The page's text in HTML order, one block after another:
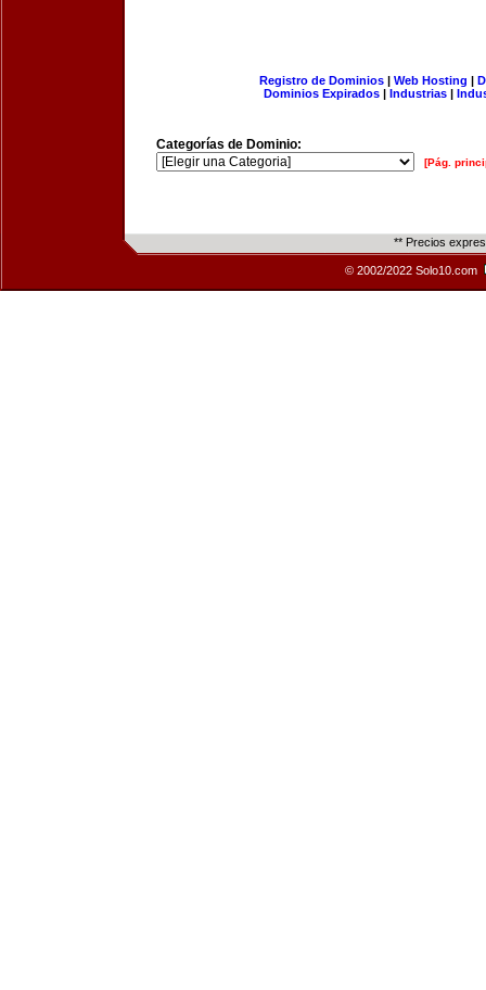
Registro de Dominios| Web Hosting |
Dominios Expirados | Industrias |
Categorías de Dominio:
[Pág.
** Precios
© 2002/2022 Solo10.com